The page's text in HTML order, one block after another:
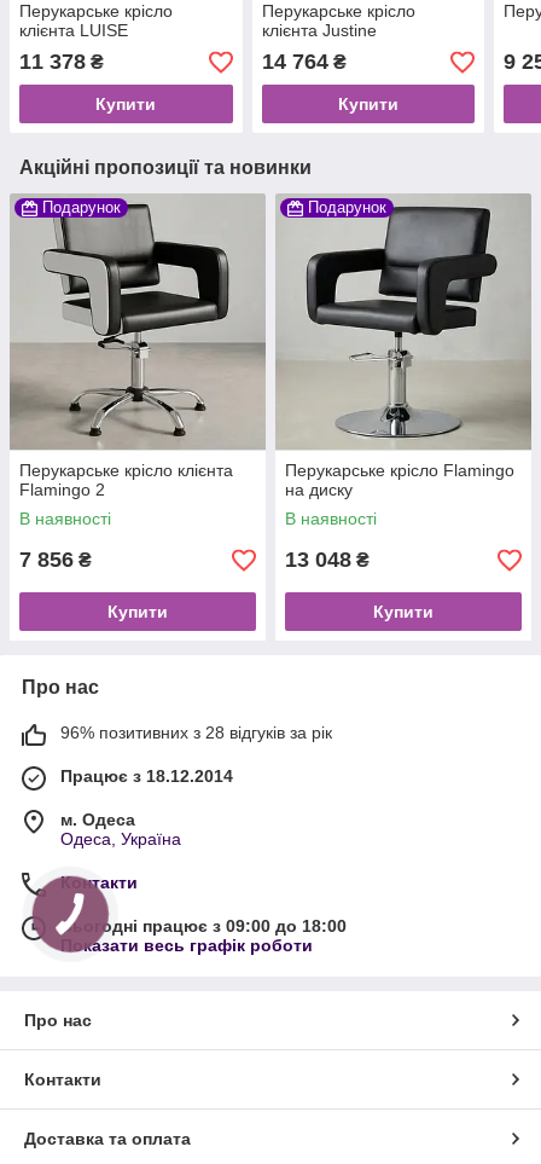
Перукарське крісло
клієнта LUISE
11 378 ₴
Купити
Перукарське крісло
клієнта Justine
14 764₴
Купити
9
Акційні пропозиції та новинки
Подарунок
Перукарське крісло клієнта
Flamingo 2
В наявності
7 856 ₴
Купити
Подарунок
Перукарське крісло Flamingo
на диску
В наявності
13 048 ₴
Купити
Про нас
96% позитивних з 28 відгуків за рік
Працює з 18.12.2014
м. Одеса
Одеса, Україна
Контакти
Сьогодні працює з 09:00 до 18:00
Показати весь графік роботи
Про нас
Контакти
Доставка та оплата